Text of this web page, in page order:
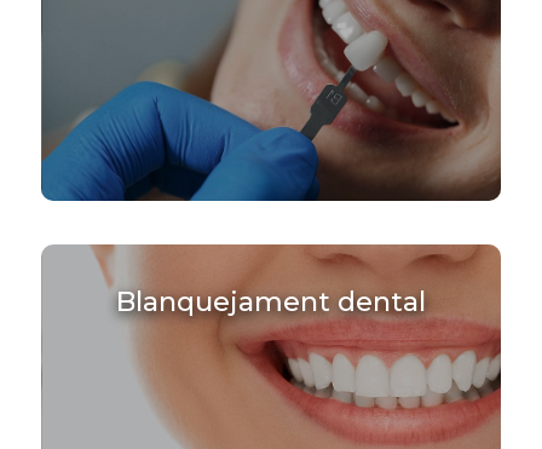
Blanquejament dental